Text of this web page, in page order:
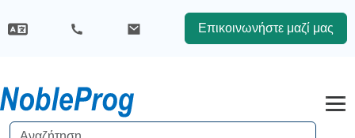
Επικοινωνήστε μαζί μας